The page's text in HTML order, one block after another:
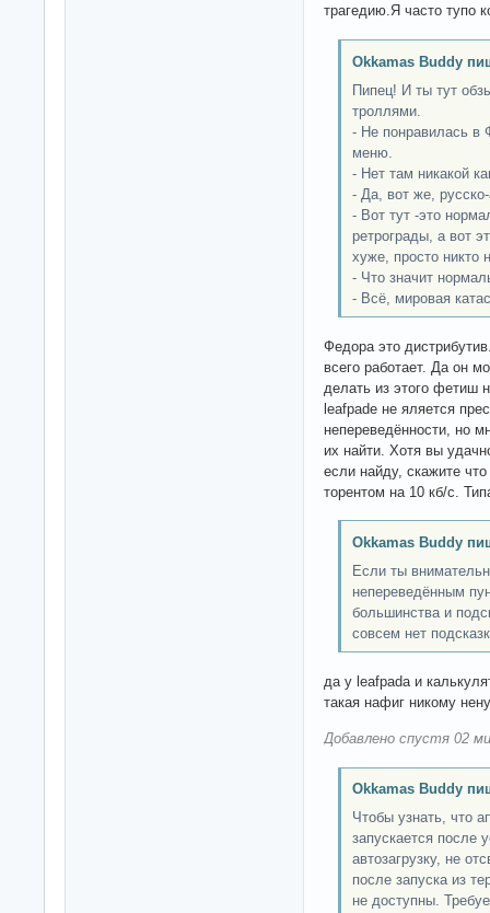
трагедию.Я часто тупо
Okkamas Buddy
Пипец! И ты тут
троллями.
- Не понравилась в
меню.
- Нет там никакой
- Да, вот же,
- Вот тут -это
ретрограды, а вот
хуже, просто никто
- Что значит
- Всё, мировая
Федора это
всего работает. Да он
делать из этого фетиш
leafpade не яляется
непереведённости, но
их найти. Хотя вы
если найду, скажите
торентом на 10 кб/с.
Okkamas Buddy
Если ты
непереведённым
большинства и
совсем нет
да у leafpadа и
такая нафиг никому
Добавлено спустя 02
Okkamas Buddy
Чтобы узнать, что
запускается после
автозагрузку, не
после запуска из
не доступны.